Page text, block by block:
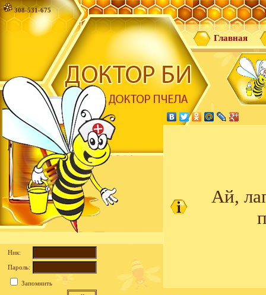
308-531-675
Главная
Ник:
Пароль:
Запомнить
Ай,